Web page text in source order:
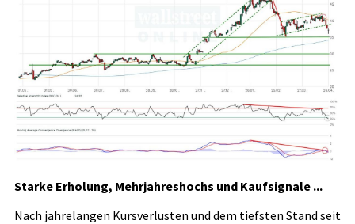
Starke Erholung, Mehrjahreshochs und Kaufsignale ...
Nach jahrelangen Kursverlusten und dem tiefsten Stand seit